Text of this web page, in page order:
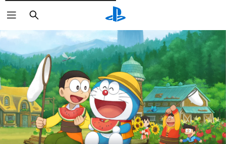
Cerca